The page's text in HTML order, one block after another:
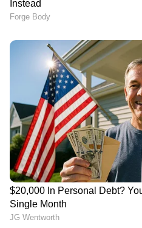
അക്കൗണ്ടുകൾ
അതേസമയം,
അക്കൗണ്ടുകൾ
കബളിപ്പിക്കാൻ
സുരക്ഷാ വിദഗ്ധർ
മറുപടിയായി,
ഒന്നിലധികം സുരക്ഷാ
ഒരുക്കിയിട്ടുണ്ടെന്നും,
യൂസർനെയിമിനൊപ്പം
പങ്കിടാനുള്ള